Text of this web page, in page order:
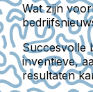
Wat zijn
Succesvolle
inventieve,
resultaten